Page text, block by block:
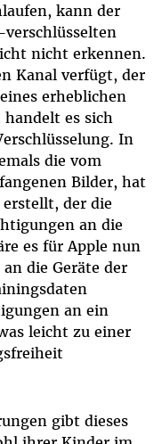
kann der
nicht erkennen.
Kanal verfügt, der
erheblichen
es sich
In
die vom
Bilder, hat
der die
an die
es für Apple nun
die Geräte der
an ein
leicht zu einer
gibt dieses